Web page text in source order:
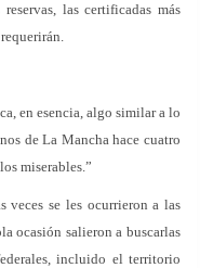
las certificadas más
en esencia, algo similar a lo
de La Mancha hace cuatro
miserables.”
veces se les ocurrieron a las
ocasión salieron a buscarlas
incluido el territorio